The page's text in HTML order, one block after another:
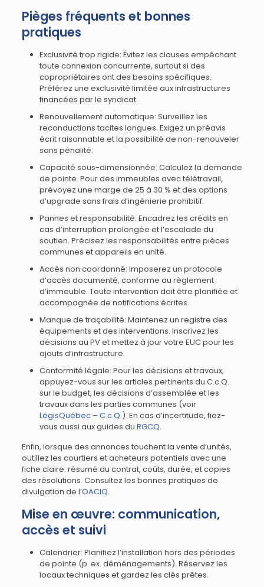
Pièges fréquents et bonnes
pratiques
Exclusivité trop rigide: Évitez les clauses empêchant
toute connexion concurrente, surtout si des
copropriétaires ont des besoins spécifiques.
Préférez une exclusivité limitée aux infrastructures
financées par le syndicat.
Renouvellement automatique: Surveillez les
reconductions tacites longues. Exigez un préavis
écrit raisonnable et la possibilité de non-renouveler
sans pénalité.
Capacité sous-dimensionnée: Calculez la demande
de pointe. Pour des immeubles avec télétravail,
prévoyez une marge de 25 à 30 % et des options
d’upgrade sans frais d’ingénierie prohibitif.
Pannes et responsabilité: Encadrez les crédits en
cas d’interruption prolongée et l’escalade du
soutien. Précisez les responsabilités entre pièces
communes et appareils en unité.
Accès non coordonné: Imposerez un protocole
d’accès documenté, conforme au règlement
d’immeuble. Toute intervention doit être planifiée et
accompagnée de notifications écrites.
Manque de traçabilité: Maintenez un registre des
équipements et des interventions. Inscrivez les
décisions au PV et mettez à jour votre EUC pour les
ajouts d’infrastructure.
Conformité légale: Pour les décisions et travaux,
appuyez-vous sur les articles pertinents du C.c.Q.
sur le budget, les décisions d’assemblée et les
travaux dans les parties communes (voir
LégisQuébec – C.c.Q.). En cas d’incertitude, fiez-
vous aussi aux guides du RGCQ.
Enfin, lorsque des annonces touchent la vente d’unités,
outillez les courtiers et acheteurs potentiels avec une
fiche claire: résumé du contrat, coûts, durée, et copies
des résolutions. Consultez les bonnes pratiques de
divulgation de l’OACIQ.
Mise en œuvre: communication,
accès et suivi
Calendrier: Planifiez l’installation hors des périodes
de pointe (p. ex. déménagements). Réservez les
locaux techniques et gardez les clés prêtes.